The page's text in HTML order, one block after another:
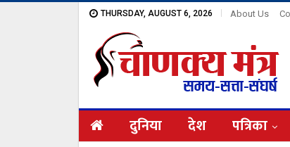
THURSDAY, AUGUST 6, 2026 About Us
दुनिया देश पत्रिका